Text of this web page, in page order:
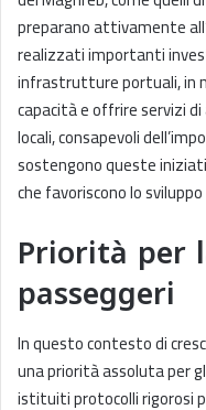
preparano attivamente
realizzati importanti
infrastrutture portuali, in
capacità e offrire servizi
locali, consapevoli
sostengono queste
che favoriscono lo
Priorità per
passeggeri
In questo contesto di
una priorità assoluta per
istituiti protocolli rigorosi